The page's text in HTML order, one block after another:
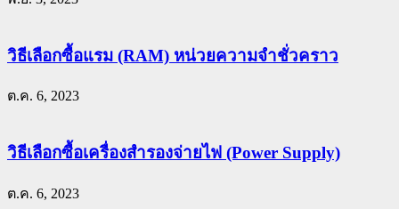
วิธีเลือกซื้อแรม (RAM) หน่วยความจำชั่วคราว
ต.ค. 6, 2023
วิธีเลือกซื้อเครื่องสำรองจ่ายไฟ (Power Supply)
ต.ค. 6, 2023